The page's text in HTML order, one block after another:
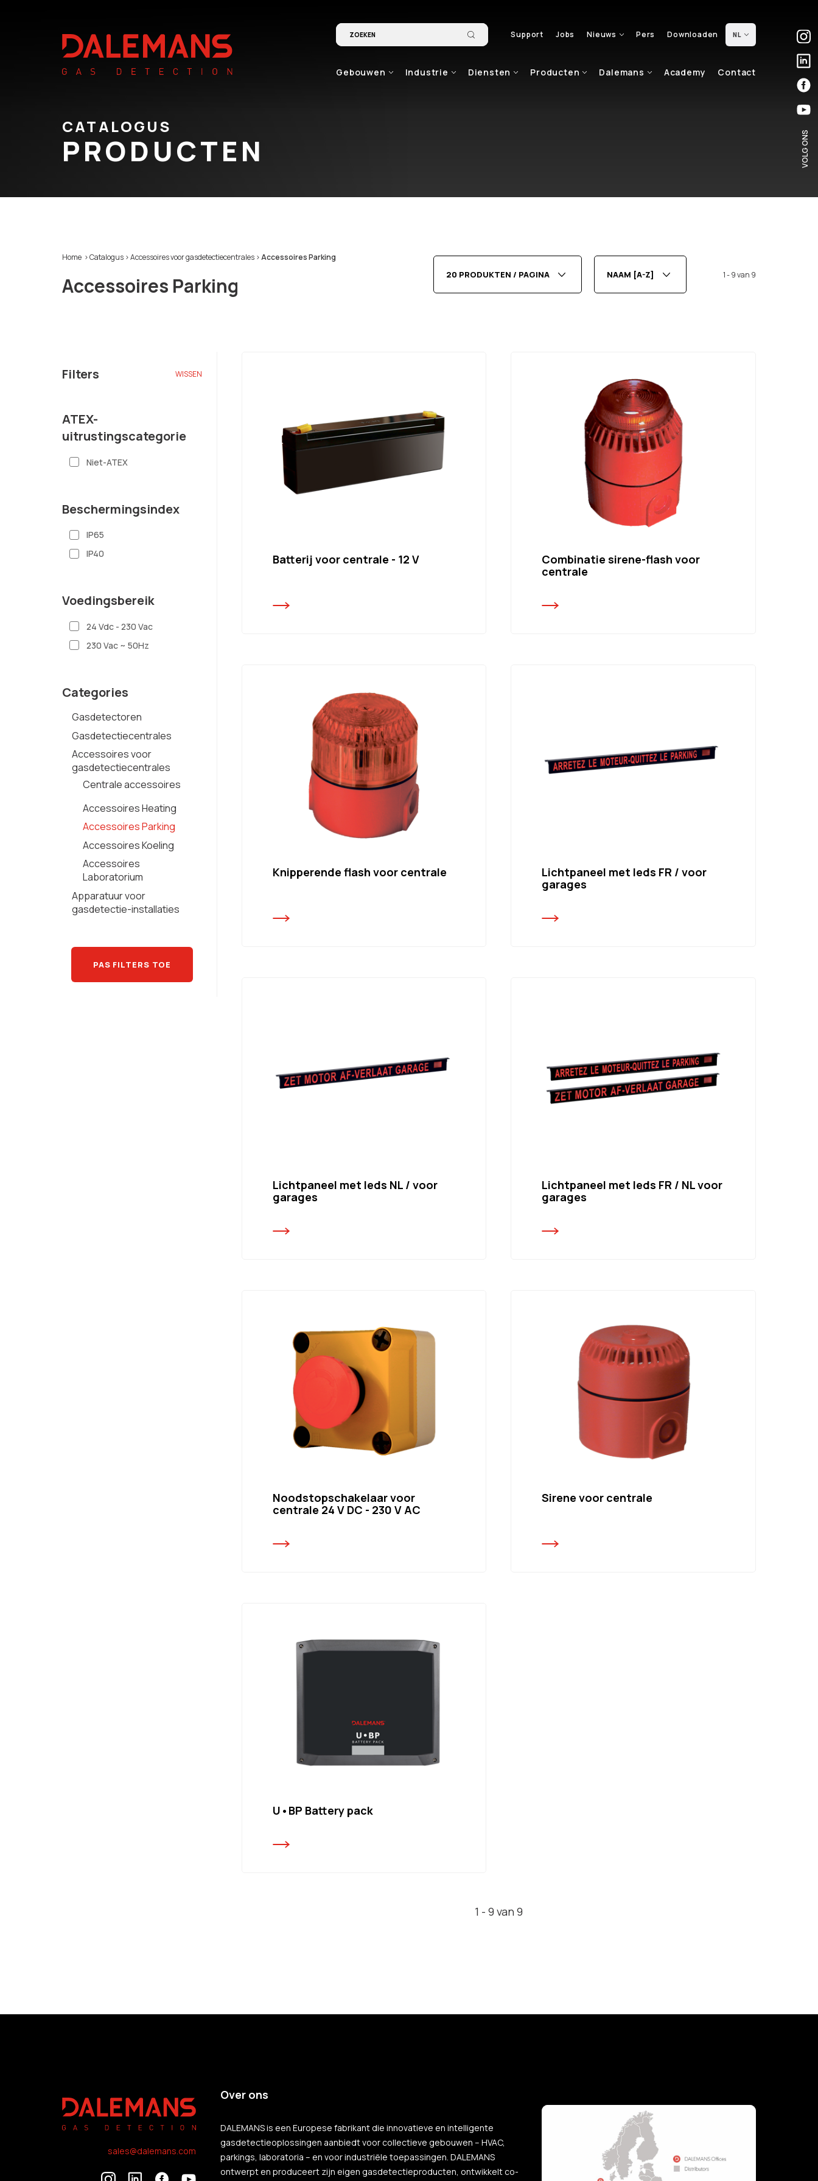
Support Jobs Nieuws Pers Downloaden NL
Gebouwen Industrie Diensten Producten Dalemans Academy Contact
CATALOGUS
PRODUCTEN VOLG ONS
Home >Catalogus >Accessoires voor gasdetectiecentrales >Accessoires Parking
Accessoires Parking 20 PRODUKTEN / PAGINA NAAM [A-Z] 1 - 9 van 9
Filters WISSEN
ATEX-
uitrustingscategorie
Niet-ATEX
Beschermingsindex
IP65
IP40
Voedingsbereik
24 Vdc - 230 Vac
230 Vac ~ 50Hz
Categories
Gasdetectoren
Gasdetectiecentrales
Accessoires voor
gasdetectiecentrales
Centrale accessoires
Accessoires Heating
Accessoires Parking
Accessoires Koeling
Accessoires
Laboratorium
Apparatuur voor
gasdetectie-installaties
PAS FILTERS TOE
Batterij voor centrale - 12 V
Combinatie sirene-flash voor
centrale
Knipperende flash voor centrale
Lichtpaneel met leds FR / voor
garages
Lichtpaneel met leds NL / voor
garages
Lichtpaneel met leds FR / NL voor
garages
Noodstopschakelaar voor
centrale 24 V DC - 230 V AC
Sirene voor centrale
U•BP Battery pack
1 - 9 van 9
sales@dalemans.com
Over ons
DALEMANS is een Europese fabrikant die innovatieve en intelligente
gasdetectieoplossingen aanbiedt voor collectieve gebouwen – HVAC,
parkings, laboratoria – en voor industriële toepassingen. DALEMANS
ontwerpt en produceert zijn eigen gasdetectieproducten, ontwikkelt co-